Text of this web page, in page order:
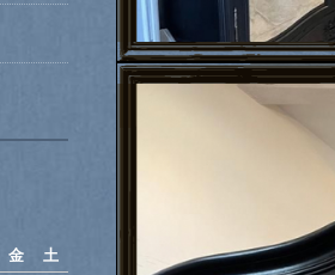
金
土